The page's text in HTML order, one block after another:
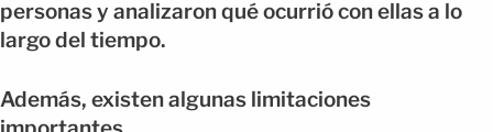
personas y analizaron qué ocurrió con ellas a lo
largo del tiempo.
Además, existen algunas limitaciones